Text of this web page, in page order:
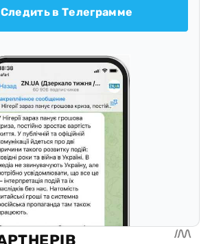
Следить в Телеграмме